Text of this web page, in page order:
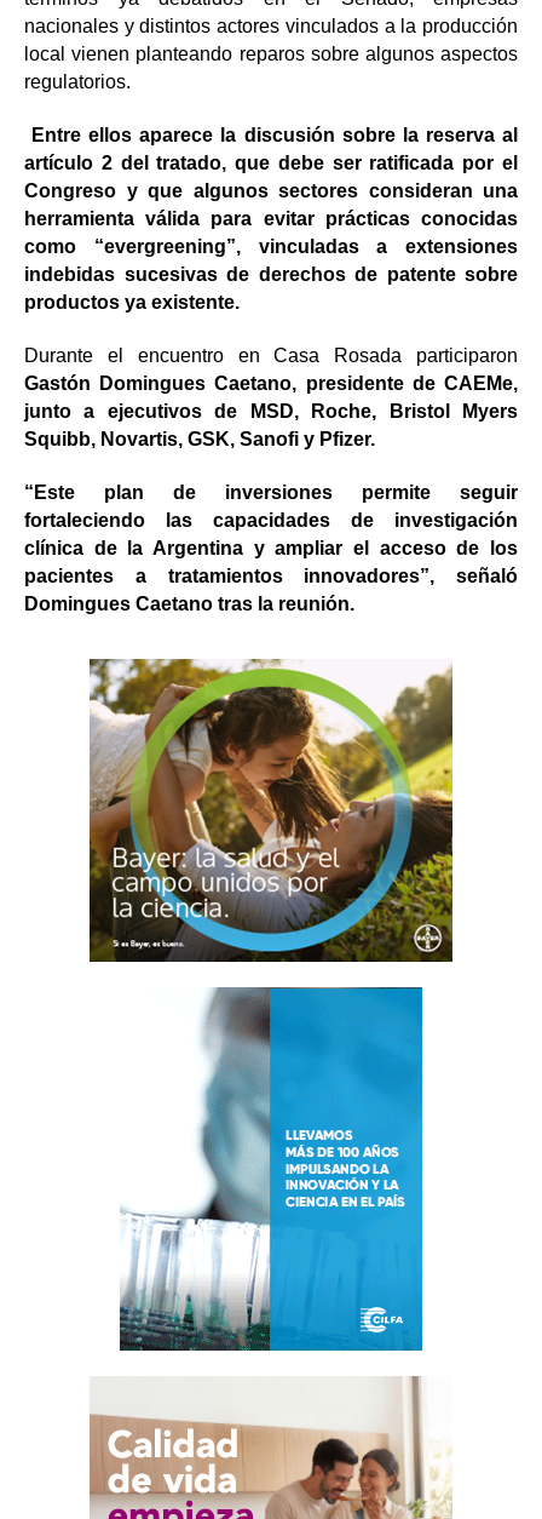
nacionales y distintos actores vinculados a la producción
local vienen planteando reparos sobre algunos aspectos
regulatorios.
Entre ellos aparece la discusión sobre la reserva al
artículo 2 del tratado, que debe ser ratificada por el
Congreso y que algunos sectores consideran una
herramienta válida para evitar prácticas conocidas
como “evergreening”, vinculadas a extensiones
indebidas sucesivas de derechos de patente sobre
productos ya existente.
Durante el encuentro en Casa Rosada participaron
Gastón Domingues Caetano, presidente de CAEMe,
junto a ejecutivos de MSD, Roche, Bristol Myers
Squibb, Novartis, GSK, Sanofi y Pfizer.
“Este plan de inversiones permite seguir
fortaleciendo las capacidades de investigación
clínica de la Argentina y ampliar el acceso de los
pacientes a tratamientos innovadores”, señaló
Domingues Caetano tras la reunión.